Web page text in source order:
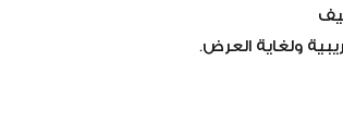
ولغاية العرض.